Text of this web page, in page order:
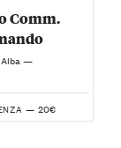
Comm.
—
— 20€